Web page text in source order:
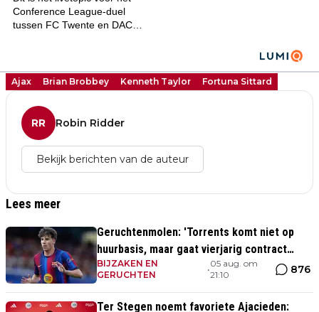
Ajax Brian Brobbey Kenneth Taylor Fortuna Sittard
RR Robin Ridder
Bekijk berichten van de auteur
Lees meer
Geruchtenmolen: 'Torrents komt niet op
huurbasis, maar gaat vierjarig contract
tekenen bij Ajax'
BIJZAKEN EN
GERUCHTEN
•
05 aug. om
21:10
876
Ter Stegen noemt favoriete Ajacieden: